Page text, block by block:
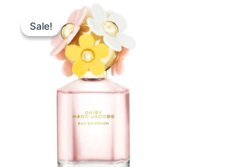
Sale!
Sale!
Original
price
was:
805,00 kr..
price
is:
655,00 kr..